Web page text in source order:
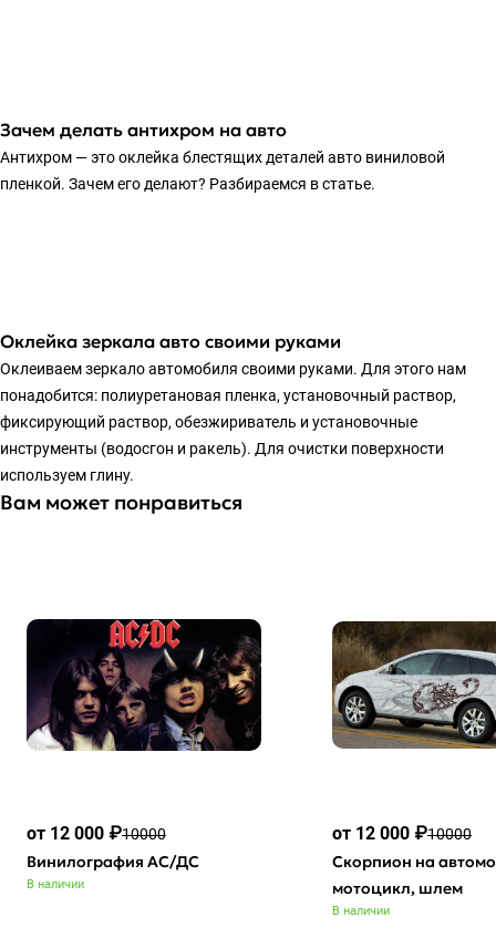
Зачем делать антихром на авто
Антихром — это оклейка блестящих деталей авто виниловой
пленкой. Зачем его делают? Разбираемся в статье.
Оклейка зеркала авто своими руками
Оклеиваем зеркало автомобиля своими руками. Для этого нам
понадобится: полиуретановая пленка, установочный раствор,
фиксирующий раствор, обезжириватель и установочные
инструменты (водосгон и ракель). Для очистки поверхности
используем глину.
Вам может понравиться
от 12 000 ₽10000
Винилография АС/ДС
В наличии
от 12 000 ₽10000
Скорпион на
мотоцикл, шлем
В наличии